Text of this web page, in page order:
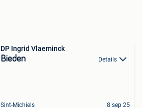
DP Ingrid Vlaeminck
Bieden Details
Sint-Michiels 8 sep 25